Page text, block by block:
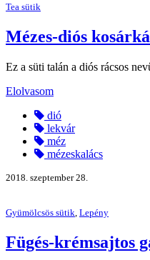
Tea sütik
Mézes-diós
Ez a süti talán a diós rácsos
Elolvasom
dió
lekvár
méz
mézeskalács
2018. szeptember 28.
Gyümölcsös sütik Lepény
Fügés-krémsajtos